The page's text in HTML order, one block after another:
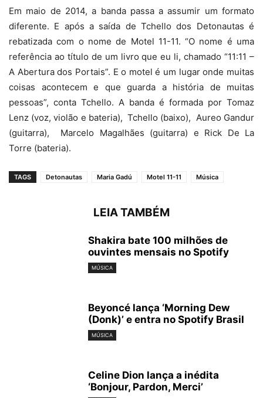
Em maio de 2014, a banda passa a assumir um formato
diferente. E após a saída de Tchello dos Detonautas é
rebatizada com o nome de Motel 11-11. “O nome é uma
referência ao título de um livro que eu li, chamado “11:11 –
A Abertura dos Portais”. E o motel é um lugar onde muitas
coisas acontecem e que guarda a história de muitas
pessoas”, conta Tchello. A banda é formada por Tomaz
Lenz (voz, violão e bateria), Tchello (baixo), Aureo Gandur
(guitarra), Marcelo Magalhães (guitarra) e Rick De La
Torre (bateria).
TAGS Detonautas Maria Gadú Motel 11-11 Música
LEIA TAMBÉM
Shakira bate 100 milhões de
ouvintes mensais no Spotify
MÚSICA
Beyoncé lança ‘Morning Dew
(Donk)’ e entra no Spotify Brasil
MÚSICA
Celine Dion lança a inédita
‘Bonjour, Pardon, Merci’